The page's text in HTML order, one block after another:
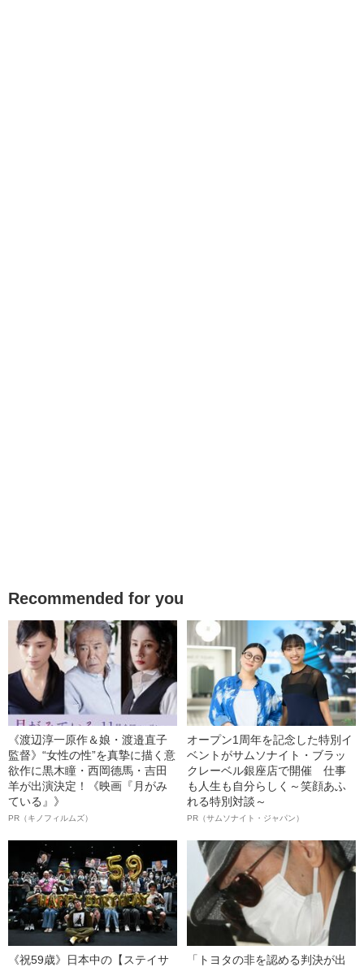
Recommended for you
《渡辺淳一原作＆娘・渡邉直子
監督》“女性の性”を真摯に描く意
欲作に黒木瞳・西岡德馬・吉田
羊が出演決定！《映画『月がみ
ている』》
PR（キノフィルムズ）
オープン1周年を記念した特別イ
ベントがサムソナイト・ブラッ
クレーベル銀座店で開催 仕事
も人生も自分らしく～笑顔あふ
れる特別対談～
PR（サムソナイト・ジャパン）
《祝59歳》日本中の【ステイサ
「トヨタの非を認める判決が出